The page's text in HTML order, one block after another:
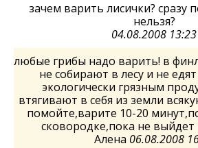
зачем варить лисички? сразу
нельзя?
04.08.2008 13:23
любые грибы надо варить! в
не собирают в лесу и не едят
экологически грязным
втягивают в себя из земли
помойте,варите 10-20
сковородке,пока не выйдет
Алена 06.08.2008